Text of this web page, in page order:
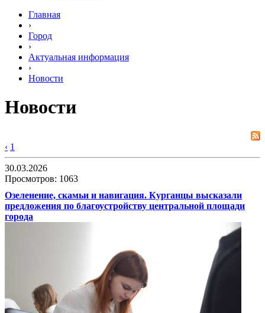
Главная
›
Город
›
Актуальная информация
›
Новости
Новости
‹ 1
30.03.2026
Просмотров: 1063
Озеленение, скамьи и навигация. Курганцы высказали
предложения по благоустройству центральной площади
города